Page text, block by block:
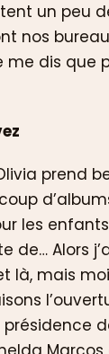
un peu
nos
me dis que
prend
les
de… Alors
là, mais
présidence